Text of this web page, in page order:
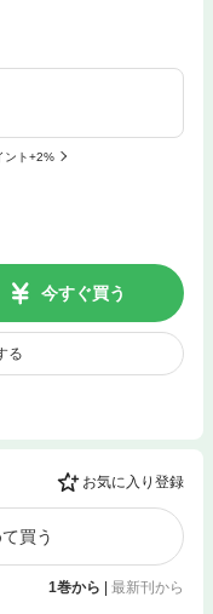
ント+2%
今すぐ買う
る
お気に入り登録
買う
1巻から | 最新刊から